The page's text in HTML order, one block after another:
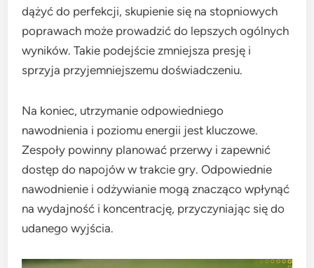
dążyć do perfekcji, skupienie się na stopniowych
poprawach może prowadzić do lepszych ogólnych
wyników. Takie podejście zmniejsza presję i
sprzyja przyjemniejszemu doświadczeniu.
Na koniec, utrzymanie odpowiedniego
nawodnienia i poziomu energii jest kluczowe.
Zespoły powinny planować przerwy i zapewnić
dostęp do napojów w trakcie gry. Odpowiednie
nawodnienie i odżywianie mogą znacząco wpłynąć
na wydajność i koncentrację, przyczyniając się do
udanego wyjścia.